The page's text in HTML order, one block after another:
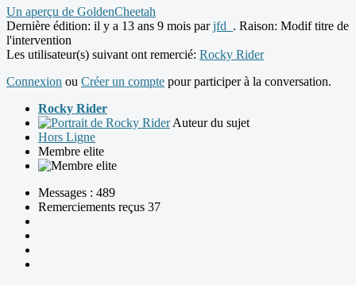
Un aperçu de GoldenCheetah
Dernière édition: il y a 13 ans 9 mois parjfd_ . Raison: Modif titre de
l'intervention
Les utilisateur(s) suivant ont remercié: Rocky Rider
Connexion ou Créer un compte pour participer à la conversation.
Rocky Rider
Auteur du sujet
Hors Ligne
Membre elite
Messages : 489
Remerciements reçus 37